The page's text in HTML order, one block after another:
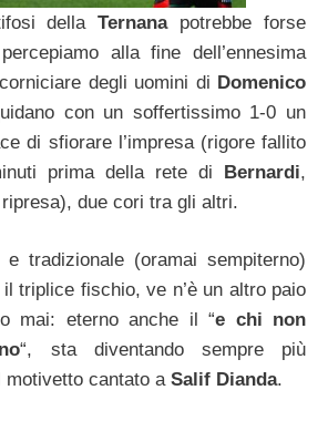
dellaTernanapotrebbe forse
alla fine dell’ennesima
degli uomini di Domenico
con un soffertissimo 1-0 un
di sfiorare l’impresa (rigore fallito
prima della rete di Bernardi,
ripresa), due cori tra gli altri.
tradizionale (oramai sempiterno)
triplice fischio, ve n’è un altro paio
mai: eterno anche il “e chi non
“, sta diventando sempre più
motivetto cantato a Salif Dianda.